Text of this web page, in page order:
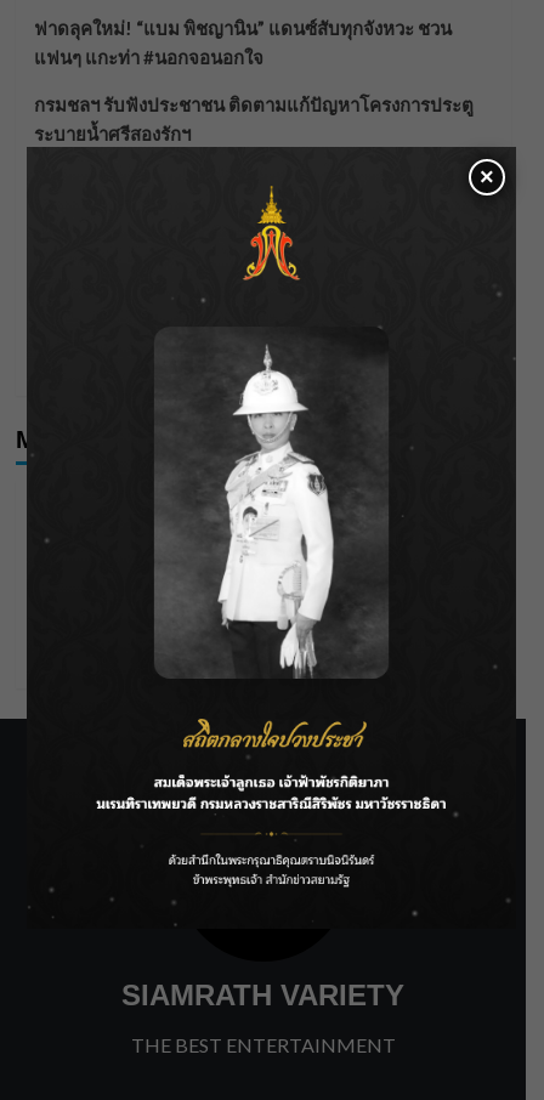
ฟาดลุคใหม่! “แบม พิชญานิน” แดนซ์สับทุกจังหวะ ชวน
แฟนๆ แกะท่า #นอกจอนอกใจ
กรมชลฯ รับฟังประชาชน ติดตามแก้ปัญหาโครงการประตู
ระบายน้ำศรีสองรักฯ
‘แมน การิน’ แชร์ความเชื่อชวนคิด! “อยากกินอะไรหลังจาก
ลาโลกนี้ ให้ใส่บาตรสิ่งนั้นไว้ตอนยังมีชีวิต”
ราชเลขานุการในพระองค์ฯ ติดตามโครงการหุบกะพง–ห้วย
ทรายใต้ เสริมความมั่นคงน้ำเพชรบุรี
F.HERO จับมือเกิร์ลกรุ๊ปมาเลเซีย DOLLA ส่งซิงเกิลใหม่สุดส
Meta
SIAMRATH VARIETY
THE BEST ENTERTAINMENT
×